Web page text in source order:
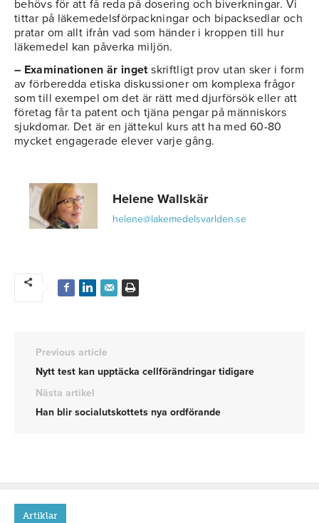
behövs för att få reda på dosering och biverkningar. Vi
tittar på läkemedelsförpackningar och bipacksedlar och
pratar om allt ifrån vad som händer i kroppen till hur
läkemedel kan påverka miljön.
– Examinationen är ingetskriftligt prov utan sker i form
av förberedda etiska diskussioner om komplexa frågor
som till exempel om det är rätt med djurförsök eller att
företag får ta patent och tjäna pengar på människors
sjukdomar. Det är en jättekul kurs att ha med 60-80
mycket engagerade elever varje gång.
Helene Wallskär
helene@lakemedelsvarlden.se
Previous article
Nytt test kan upptäcka cellförändringar tidigare
Nästa artikel
Han blir socialutskottets nya ordförande
Artiklar